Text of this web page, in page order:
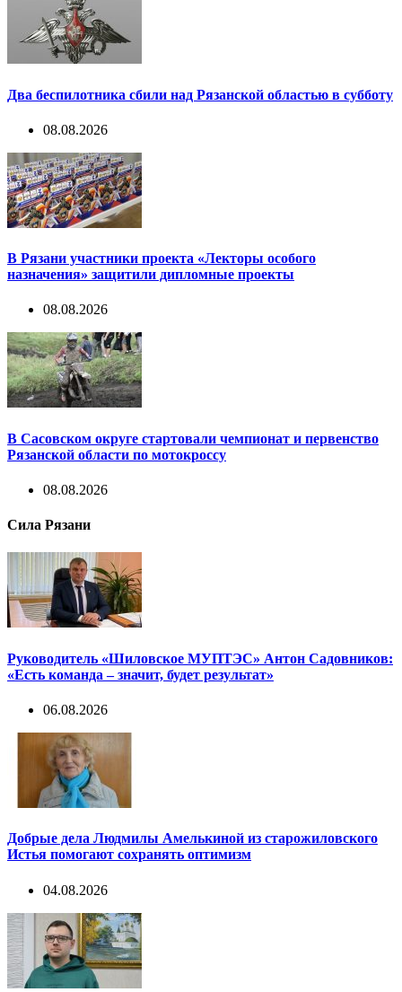
Два беспилотника сбили над Рязанской областью в субботу
08.08.2026
В Рязани участники проекта «Лекторы особого
назначения» защитили дипломные проекты
08.08.2026
В Сасовском округе стартовали чемпионат и первенство
Рязанской области по мотокроссу
08.08.2026
Сила Рязани
Руководитель «Шиловское МУПТЭС» Антон Садовников:
«Есть команда – значит, будет результат»
06.08.2026
Добрые дела Людмилы Амелькиной из старожиловского
Истья помогают сохранять оптимизм
04.08.2026